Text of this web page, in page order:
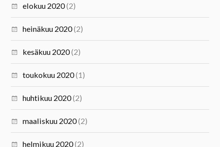
elokuu 2020(2)
heinäkuu 2020(2)
kesäkuu 2020(2)
toukokuu 2020(1)
huhtikuu 2020(2)
maaliskuu 2020(2)
helmikuu 2020(2)